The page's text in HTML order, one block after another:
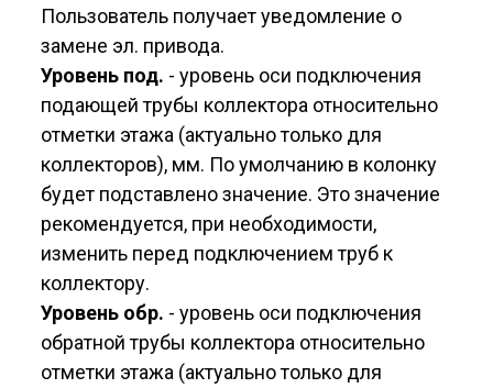
Пользователь получает уведомление о
замене эл. привода.
Уровень под. - уровень оси подключения
подающей трубы коллектора относительно
отметки этажа (актуально только для
коллекторов), мм. По умолчанию в колонку
будет подставлено значение. Это значение
рекомендуется, при необходимости,
изменить перед подключением труб к
коллектору.
Уровень обр. - уровень оси подключения
обратной трубы коллектора относительно
отметки этажа (актуально только для